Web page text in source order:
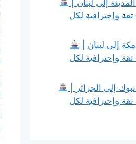
إلى لبنان |
ثقة وإحترافية لكل
إلى لبنان |
ثقة وإحترافية لكل
إلى الجزائر |
ثقة وإحترافية لكل